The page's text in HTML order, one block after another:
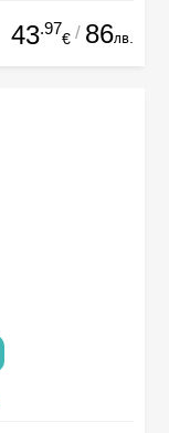
43.97
€ / 86лв.